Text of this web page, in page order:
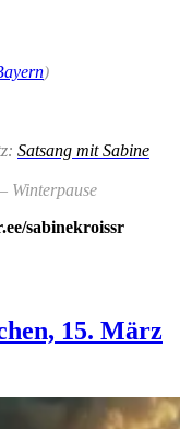
)
Satsang mit Sabine
Winterpause
sabinekroissr
15. März